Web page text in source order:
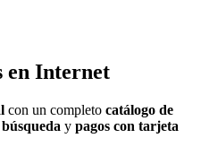
en Internet
con un completo catálogo de
y pagos con tarjeta